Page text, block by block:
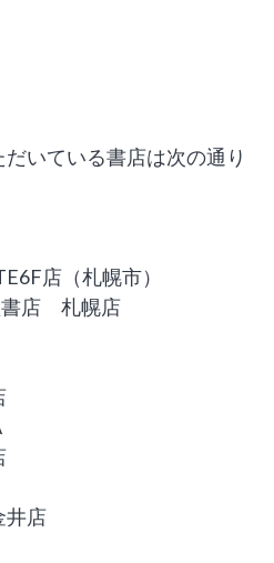
いている書店は次の通り
店（札幌市）
書店 札幌店
井店